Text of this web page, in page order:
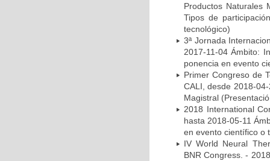
Productos Naturales
Tipos de
tecnológico)
3ª Jornada
2017-11-04 Ámbito:
ponencia en evento
Primer Congreso de
CALI, desde 2018-
Magistral
2018 International
hasta 2018-05-11
en evento científico o
IV World Neural
BNR Congress. -